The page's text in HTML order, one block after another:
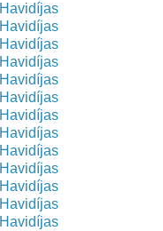
Havidíjas
Havidíjas
Havidíjas
Havidíjas
Havidíjas
Havidíjas
Havidíjas
Havidíjas
Havidíjas
Havidíjas
Havidíjas
Havidíjas
Havidíjas